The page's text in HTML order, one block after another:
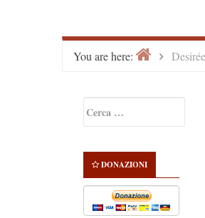
You are here: Home
Sidebar
per:
DONAZIONI